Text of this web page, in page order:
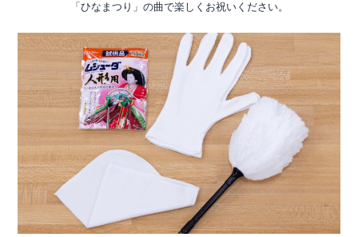
「ひなまつり」の曲で楽しくお祝いください。